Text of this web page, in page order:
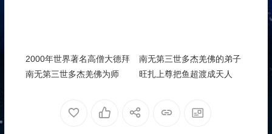
2000年世界著名高僧大德拜
南无第三世多杰羌佛为师
南无第三世多杰羌佛的弟子
旺扎上尊把鱼超渡成天人